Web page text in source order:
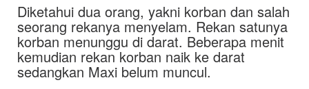
Diketahui dua orang, yakni korban dan salah
seorang rekanya menyelam. Rekan satunya
korban menunggu di darat. Beberapa menit
kemudian rekan korban naik ke darat
sedangkan Maxi belum muncul.